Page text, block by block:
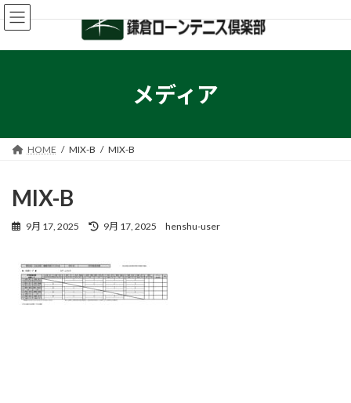
コ
ン
ン
ナ
ビ
ー
メディア
HOME MIX-B MIX-B
MIX-B
9月 17, 2025
最
新
日
時
9月 17, 2025 henshu-user